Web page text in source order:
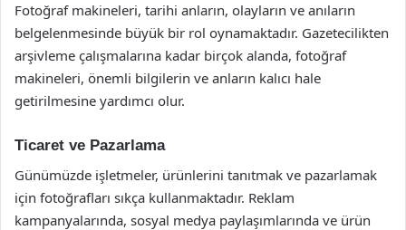
Fotoğraf makineleri, tarihi anların, olayların ve anıların
belgelenmesinde büyük bir rol oynamaktadır. Gazetecilikten
arşivleme çalışmalarına kadar birçok alanda, fotoğraf
makineleri, önemli bilgilerin ve anların kalıcı hale
getirilmesine yardımcı olur.
Ticaret ve Pazarlama
Günümüzde işletmeler, ürünlerini tanıtmak ve pazarlamak
için fotoğrafları sıkça kullanmaktadır. Reklam
kampanyalarında, sosyal medya paylaşımlarında ve ürün